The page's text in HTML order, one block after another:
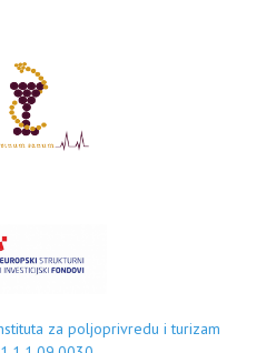
za poljoprivredu i turizam